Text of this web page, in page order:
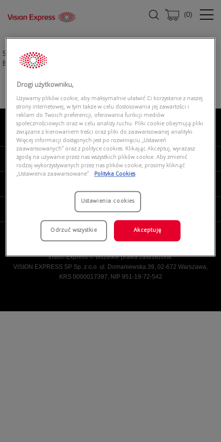
(0)
Strona główna|
Boyfriend
O NAS
MOJE VISION EXPRESS
Vision Express © Wszelkie prawa zastrzeżone.
VISION EXPRESS SP Sp. z o.o. ul. Domaniewska 39, 02-672 Warszawa,
KRS 0000017397, NIP 951-19-72-542
Drogi użytkowniku,
Używamy plików cookie, aby maksymalnie ułatwić Ci korzystanie z naszej
strony internetowej, w tym także w celu dostosowania jej zawartości i
reklam do Twoich preferencji, oferowania funkcji mediów
społecznościowych oraz w celu analizy ruchu. Pliki cookie obejmują pliki
związane z kierowaniem treści oraz pliki do zaawansowanej analityki.
Więcej informacji dostępnych jest po rozwinięciu „Ustawień
zaawansowanych” oraz z polityce cookies. Klikając Akceptuj, wyrażasz
zgodę na używanie przez nas wszystkich plików cookie. Aby zmienić
rodzaj wykorzystywanych przez nas plików cookie, prosimy kliknąć
„Ustawienia zaawansowane”.
Polityka Cookies
Ustawienia cookies
Odrzuć wszystkie Akceptuję